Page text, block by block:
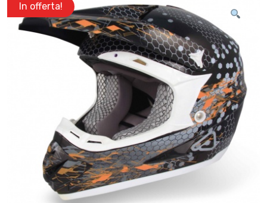
In offerta!